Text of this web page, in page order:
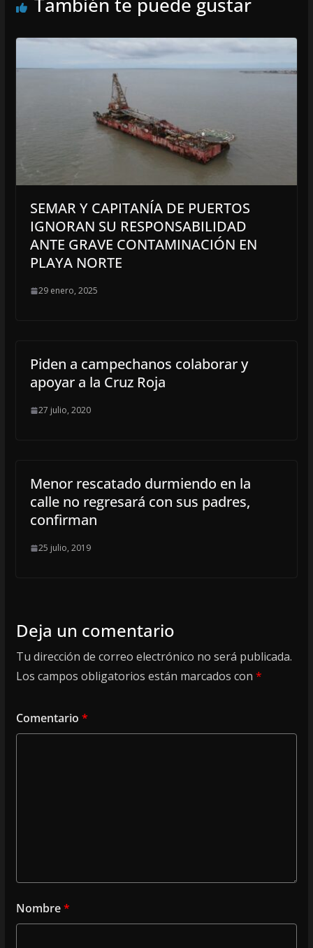
SEMAR Y CAPITANÍA DE PUERTOS
IGNORAN SU RESPONSABILIDAD
ANTE GRAVE CONTAMINACIÓN EN
PLAYA NORTE
29 enero, 2025
Piden a campechanos colaborar y
apoyar a la Cruz Roja
27 julio, 2020
Menor rescatado durmiendo en la
calle no regresará con sus padres,
confirman
25 julio, 2019
Deja un comentario
Tu dirección de correo electrónico no será publicada.
Los campos obligatorios están marcados con *
Comentario *
Nombre*